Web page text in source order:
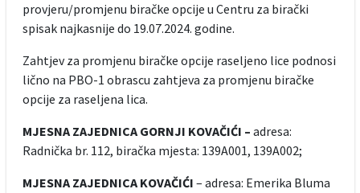
provjeru/promjenu biračke opcije u Centru za birački
spisak najkasnije do 19.07.2024. godine.
Zahtjev za promjenu biračke opcije raseljeno lice podnosi
lično na PBO-1 obrascu zahtjeva za promjenu biračke
opcije za raseljena lica.
MJESNA ZAJEDNICA GORNJI KOVAČIĆI – adresa:
Radnička br. 112, biračka mjesta: 139A001, 139A002;
MJESNA ZAJEDNICA KOVAČIĆI – adresa: Emerika Bluma